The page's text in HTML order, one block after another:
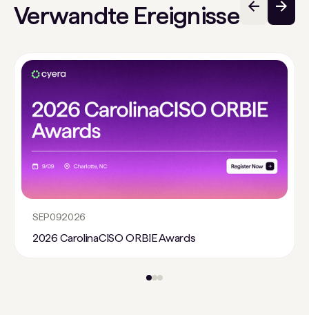
Verwandte Ereignisse
SEP092026
2026 CarolinaCISO ORBIE Awards